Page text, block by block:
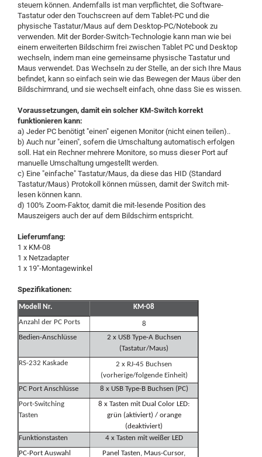
steuern können. Andernfalls ist man verpflichtet, die Software-
Tastatur oder den Touchscreen auf dem Tablet-PC und die
physische Tastatur/Maus auf dem Desktop-PC/Notebook zu
verwenden. Mit der Border-Switch-Technologie kann man wie bei
einem erweiterten Bildschirm frei zwischen Tablet PC und Desktop
wechseln, indem man eine gemeinsame physische Tastatur und
Maus verwendet. Das Wechseln zu der Stelle, an der sich Ihre Maus
befindet, kann so einfach sein wie das Bewegen der Maus über den
Bildschirmrand, und sie wechselt einfach, ohne dass Sie es wissen.
Voraussetzungen, damit ein solcher KM-Switch korrekt
funktionieren kann:
a) Jeder PC benötigt "einen" eigenen Monitor (nicht einen teilen)..
b) Auch nur "einen", sofern die Umschaltung automatisch erfolgen
soll. Hat ein Rechner mehrere Monitore, so muss dieser Port auf
manuelle Umschaltung umgestellt werden.
c) Eine "einfache" Tastatur/Maus, da diese das HID (Standard
Tastatur/Maus) Protokoll können müssen, damit der Switch mit-
lesen können kann.
d) 100% Zoom-Faktor, damit die mit-lesende Position des
Mauszeigers auch der auf dem Bildschirm entspricht.
Lieferumfang:
1 x KM-08
1 x Netzadapter
1 x 19"-Montagewinkel
Spezifikationen:
Modell Nr.
KM-08
Anzahl der PC Ports
8
Bedien-Anschlüsse
2 x USB Type-A Buchsen
(Tastatur/Maus)
RS-232 Kaskade
2 x RJ-45 Buchsen
(vorherige/folgende Einheit)
PC Port Anschlüsse
8 x USB Type-B Buchsen (PC)
Port-Switching
Tasten
8 x Tasten mit Dual Color LED:
grün (aktiviert) / orange
(deaktiviert)
Funktionstasten
4 x Tasten mit weißer LED
PC-Port Auswahl
Panel Tasten, Maus-Cursor,